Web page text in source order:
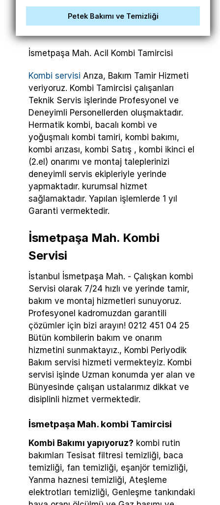
Petek Bakımı ve Temizliği
İsmetpaşa Mah. Acil Kombi Tamircisi
Kombi servisi Arıza, Bakım Tamir Hizmeti
veriyoruz. Kombi Tamircisi çalışanları
Teknik Servis işlerinde Profesyonel ve
Deneyimli Personellerden oluşmaktadır.
Hermatik kombi, bacalı kombi ve
yoğuşmalı kombi tamiri, kombi bakımı,
kombi arızası, kombi Satış , kombi ikinci el
(2.el) onarımı ve montaj taleplerinizi
deneyimli servis ekipleriyle yerinde
yapmaktadır. kurumsal hizmet
sağlamaktadır. Yapılan işlemlerde 1 yıl
Garanti vermektedir.
İsmetpaşa Mah. Kombi
Servisi
İstanbul İsmetpaşa Mah. - Çalışkan kombi
Servisi olarak 7/24 hızlı ve yerinde tamir,
bakım ve montaj hizmetleri sunuyoruz.
Profesyonel kadromuzdan garantili
çözümler için bizi arayın! 0212 451 04 25
Bütün kombilerin bakım ve onarım
hizmetini sunmaktayız., Kombi Periyodik
Bakım servisi hizmeti vermekteyiz. Kombi
servisi işinde Uzman konumda yer alan ve
Bünyesinde çalışan ustalarımız dikkat ve
disiplinli hizmet vermektedir.
İsmetpaşa Mah. kombi Tamircisi
Kombi Bakımı yapıyoruz? kombi rutin
bakımları Tesisat filtresi temizliği, baca
temizliği, fan temizliği, eşanjör temizliği,
Yanma haznesi temizliği, Ateşleme
elektrotları temizliği, Genleşme tankındaki